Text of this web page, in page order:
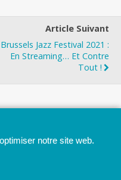
Article Suivant
Brussels Jazz Festival 2021 :
En Streaming… Et Contre
Tout !
notre site web.